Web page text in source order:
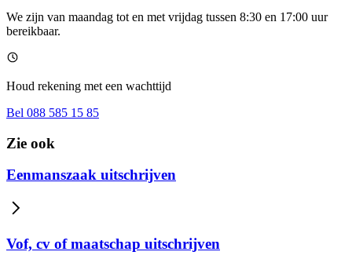
We zijn van maandag tot en met vrijdag tussen 8:30 en 17:00 uur
bereikbaar.
Houd rekening met een wachttijd
Bel 088 585 15 85
Zie ook
Eenmanszaak uitschrijven
Vof, cv of maatschap uitschrijven